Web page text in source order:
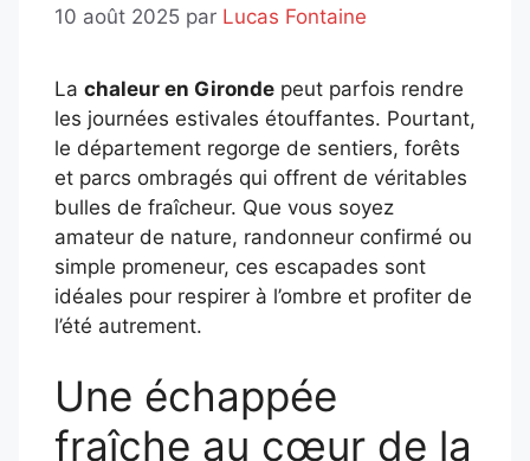
10 août 2025 par Lucas Fontaine
La chaleur en Gironde peut parfois rendre
les journées estivales étouffantes. Pourtant,
le département regorge de sentiers, forêts
et parcs ombragés qui offrent de véritables
bulles de fraîcheur. Que vous soyez
amateur de nature, randonneur confirmé ou
simple promeneur, ces escapades sont
idéales pour respirer à l’ombre et profiter de
l’été autrement.
Une échappée
fraîche au cœur de la